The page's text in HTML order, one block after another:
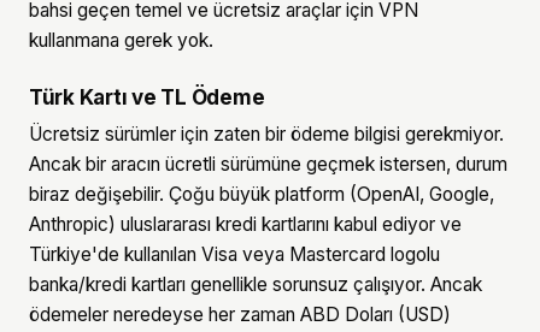
bahsi geçen temel ve ücretsiz araçlar için VPN
kullanmana gerek yok.
Türk Kartı ve TL Ödeme
Ücretsiz sürümler için zaten bir ödeme bilgisi gerekmiyor.
Ancak bir aracın ücretli sürümüne geçmek istersen, durum
biraz değişebilir. Çoğu büyük platform (OpenAI, Google,
Anthropic) uluslararası kredi kartlarını kabul ediyor ve
Türkiye'de kullanılan Visa veya Mastercard logolu
banka/kredi kartları genellikle sorunsuz çalışıyor. Ancak
ödemeler neredeyse her zaman ABD Doları (USD)